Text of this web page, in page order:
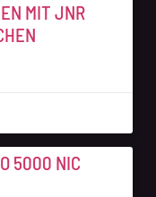
MIT JNR
5000 NIC